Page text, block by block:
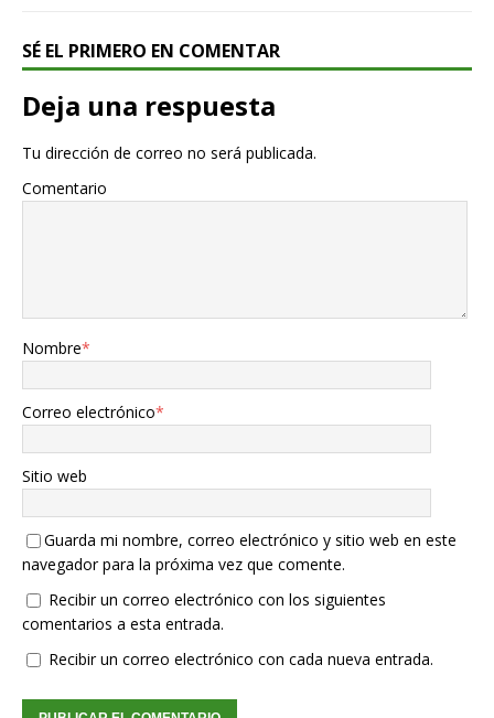
SÉ EL PRIMERO EN COMENTAR
Deja una respuesta
Tu dirección de correo no será publicada.
Comentario
Nombre*
Correo electrónico*
Sitio web
Guarda mi nombre, correo electrónico y sitio web en este
navegador para la próxima vez que comente.
Recibir un correo electrónico con los siguientes
comentarios a esta entrada.
Recibir un correo electrónico con cada nueva entrada.